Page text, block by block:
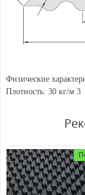
Физические
Плотность: 30 кг/м 3